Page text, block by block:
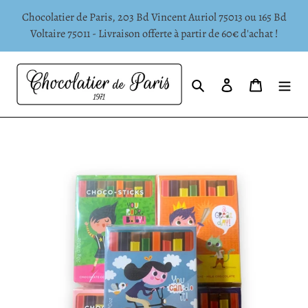
Passer
Chocolatier de Paris, 203 Bd Vincent Auriol 75013 ou 165 Bd
Voltaire 75011 - Livraison offerte à partir de 60€ d'achat !
RechercherSe connecter
Panier